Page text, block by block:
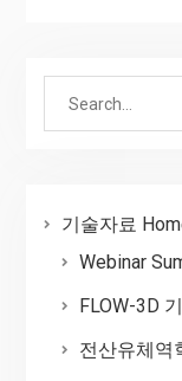
기술자료
Webinar
FLOW-3D
전산유체역